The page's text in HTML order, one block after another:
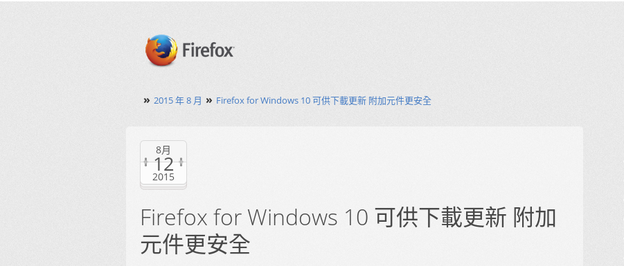
» 2015 年 8 月 » Firefox for Windows 10 可供下載更新 附加元件更安全
8月
12
2015
Firefox for Windows 10 可供下載更新 附加
元件更安全